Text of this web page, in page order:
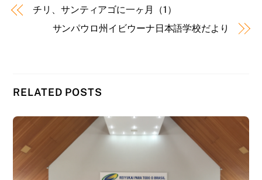
チリ、サンティアゴに一ヶ月（1）
サンパウロ州イビウーナ日本語学校だより
RELATED POSTS